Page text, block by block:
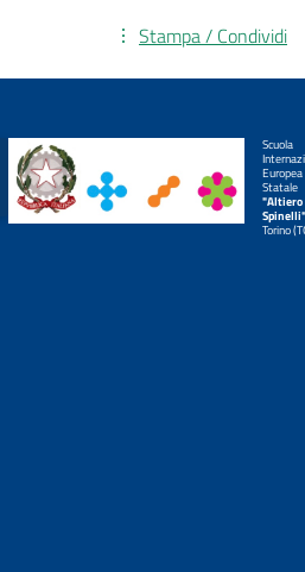
Stampa / Condividi
Scuola
Europea
Statale
"Altiero
Torino